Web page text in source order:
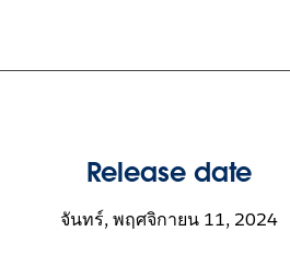
Release date
จันทร์, พฤศจิกายน 11, 2024